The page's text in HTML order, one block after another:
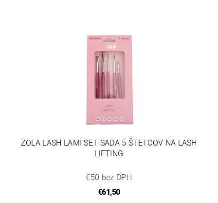
ZOLA LASH LAMI SET SADA 5 ŠTETCOV NA LASH
LIFTING
€50 bez DPH
€61,50